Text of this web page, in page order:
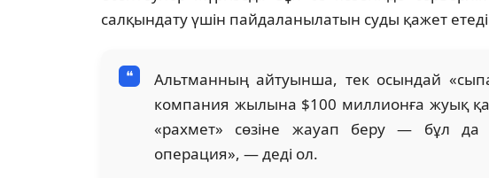
салқындату үшін пайдаланылатын суды қажет
Альтманның айтуынша, тек осындай
компания жылына $100 миллионға жуық
«рахмет» сөзіне жауап беру — бұл да
операция», — деді ол.